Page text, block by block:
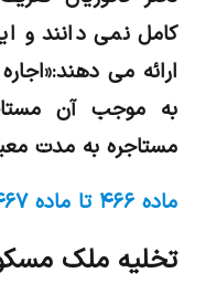
کامل نمی دانند و
ارائه می
به موجب آن
مستاجره به مدت
ماده ۴۶۶ تا ماده ۴۶۷
تخلیه ملک